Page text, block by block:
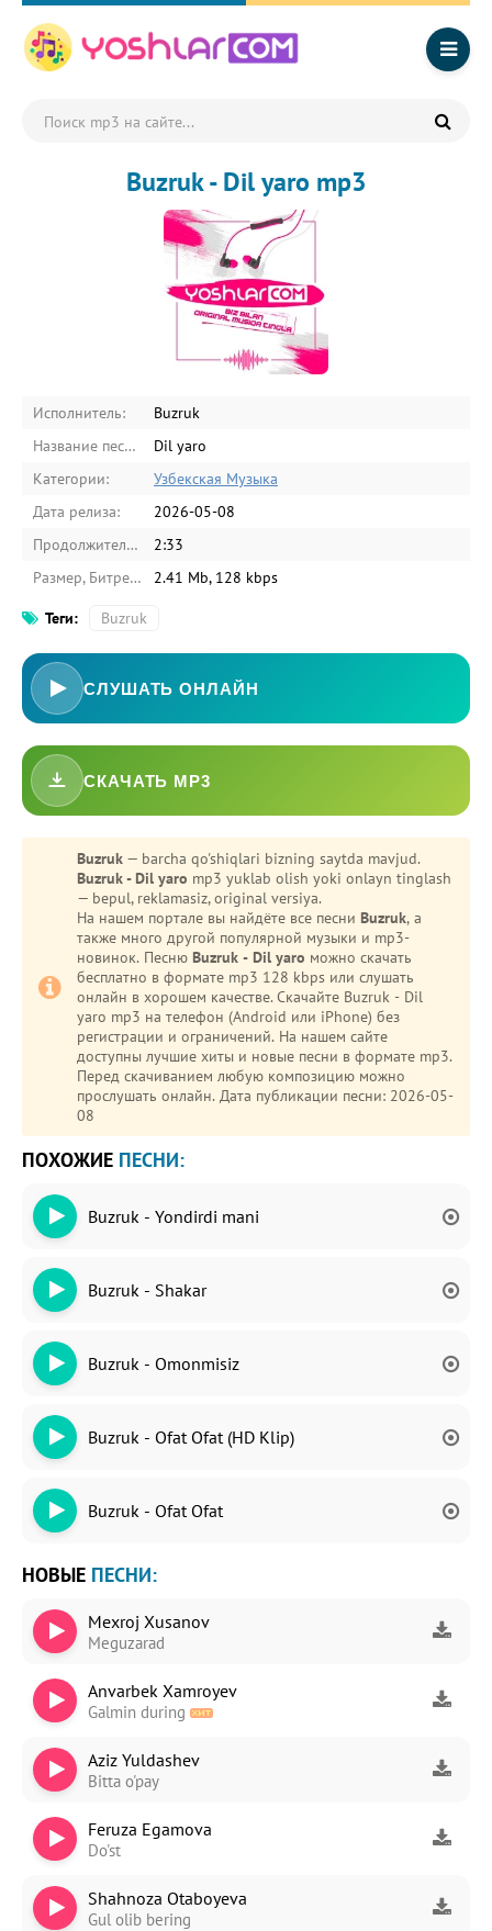
Buzruk - Dil yaro mp3
Исполнитель:
Buzruk
Название песни:
Dil yaro
Категории:
Узбекская Музыка
Дата релиза:
2026-05-08
Продолжительность:
2:33
Размер, Битрейт:
2.41 Mb, 128 kbps
Теги: Buzruk
СЛУШАТЬ ОНЛАЙН
СКАЧАТЬ MP3
Buzruk — barcha qo'shiqlari bizning saytda mavjud.
Buzruk - Dil yaro mp3 yuklab olish yoki onlayn tinglash
— bepul, reklamasiz, original versiya.
На нашем портале вы найдёте все песни Buzruk, а
также много другой популярной музыки и mp3-
новинок. Песню Buzruk - Dil yaro можно скачать
бесплатно в формате mp3 128 kbps или слушать
онлайн в хорошем качестве. Скачайте Buzruk - Dil
yaro mp3 на телефон (Android или iPhone) без
регистрации и ограничений. На нашем сайте
доступны лучшие хиты и новые песни в формате mp3.
Перед скачиванием любую композицию можно
прослушать онлайн. Дата публикации песни: 2026-05-
08
ПОХОЖИЕ ПЕСНИ:
Buzruk - Yondirdi mani
Buzruk - Shakar
Buzruk - Omonmisiz
Buzruk - Ofat Ofat (HD Klip)
Buzruk - Ofat Ofat
НОВЫЕ ПЕСНИ:
Mexroj Xusanov
Meguzarad
Anvarbek Xamroyev
Galmin during
Aziz Yuldashev
Bitta o'pay
Feruza Egamova
Do'st
Shahnoza Otaboyeva
Gul olib bering